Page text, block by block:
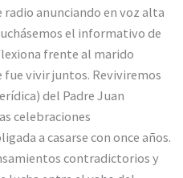
anunciando en voz alta
el informativo de
frente al marido
fue vivir juntos. Reviviremos
del Padre Juan
celebraciones
a casarse con once años.
contradictorios y